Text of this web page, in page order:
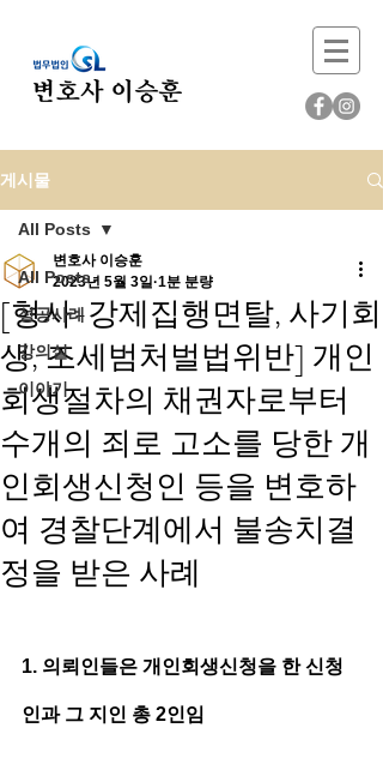
게시물
All Posts
성공사례
강의실
이야기
All Posts
[형사-강제집행면탈, 사기회
생, 조세범처벌법위반] 개인
회생절차의 채권자로부터
수개의 죄로 고소를 당한 개
인회생신청인 등을 변호하
여 경찰단계에서 불송치결
정을 받은 사례
변호사 이승훈
2023년 5월 3일 1분 분량
1. 의뢰인들은 개인회생신청을 한 신청
인과 그 지인 총 2인임